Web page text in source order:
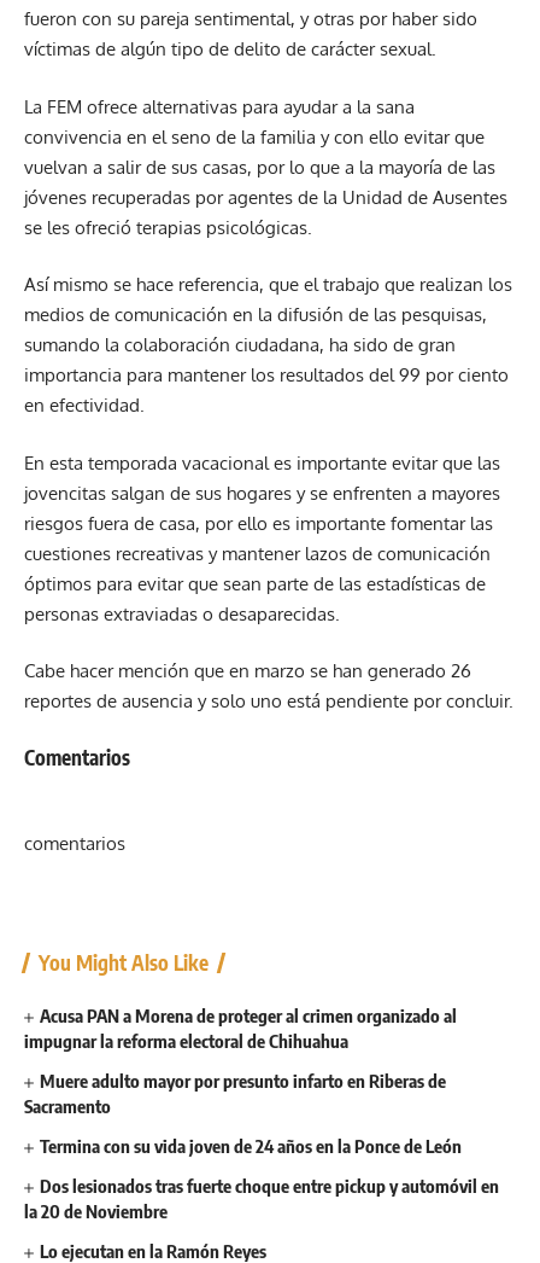
fueron con su pareja sentimental, y otras por haber sido
víctimas de algún tipo de delito de carácter sexual.
La FEM ofrece alternativas para ayudar a la sana
convivencia en el seno de la familia y con ello evitar que
vuelvan a salir de sus casas, por lo que a la mayoría de las
jóvenes recuperadas por agentes de la Unidad de Ausentes
se les ofreció terapias psicológicas.
Así mismo se hace referencia, que el trabajo que realizan los
medios de comunicación en la difusión de las pesquisas,
sumando la colaboración ciudadana, ha sido de gran
importancia para mantener los resultados del 99 por ciento
en efectividad.
En esta temporada vacacional es importante evitar que las
jovencitas salgan de sus hogares y se enfrenten a mayores
riesgos fuera de casa, por ello es importante fomentar las
cuestiones recreativas y mantener lazos de comunicación
óptimos para evitar que sean parte de las estadísticas de
personas extraviadas o desaparecidas.
Cabe hacer mención que en marzo se han generado 26
reportes de ausencia y solo uno está pendiente por concluir.
Comentarios
comentarios
You Might Also Like
Acusa PAN a Morena de proteger al crimen organizado al
impugnar la reforma electoral de Chihuahua
Muere adulto mayor por presunto infarto en Riberas de
Sacramento
Termina con su vida joven de 24 años en la Ponce de León
Dos lesionados tras fuerte choque entre pickup y automóvil en
la 20 de Noviembre
Lo ejecutan en la Ramón Reyes